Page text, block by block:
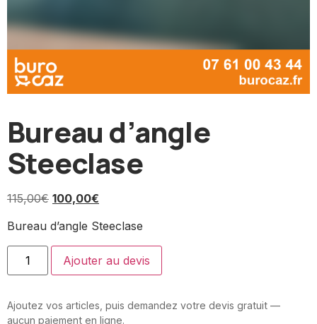
Bureau d’angle
Steeclase
115,00€ 100,00€
Bureau d’angle Steeclase
Ajouter au devis
Ajoutez vos articles, puis demandez votre devis gratuit —
aucun paiement en ligne.